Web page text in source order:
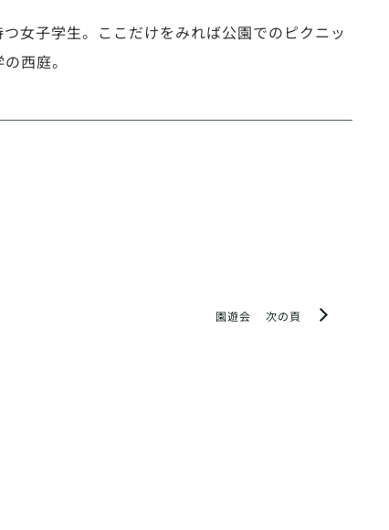
女子学生。ここだけをみれば公園でのピクニッ
西庭。
次の頁
園遊会